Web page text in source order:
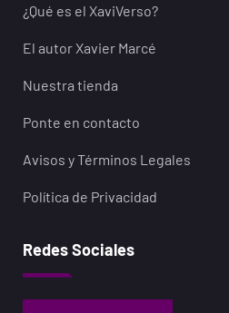
¿Qué es el XaviVerso?
El autor Xavier Marcé
Nuestra tienda
Ponte en contacto
Avisos y Términos Legales
Política de Privacidad
Redes Sociales